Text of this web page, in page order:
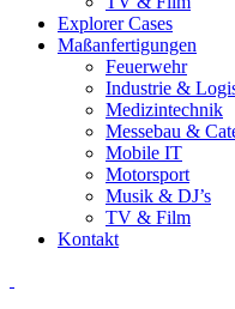
Explorer Cases
Maßanfertigungen
Feuerwehr
Industrie &
Medizintechnik
Messebau &
Mobile IT
Motorsport
Musik & DJ’s
TV & Film
Kontakt